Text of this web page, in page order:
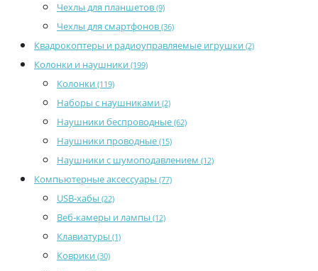
Чехлы для планшетов (9)
Чехлы для смартфонов (36)
Квадрокоптеры и радиоуправляемые игрушки (2)
Колонки и наушники (199)
Колонки (119)
Наборы с наушниками (2)
Наушники беспроводные (62)
Наушники проводные (15)
Наушники с шумоподавлением (12)
Компьютерные аксессуары (77)
USB-хабы (22)
Веб-камеры и лампы (12)
Клавиатуры (1)
Коврики (30)